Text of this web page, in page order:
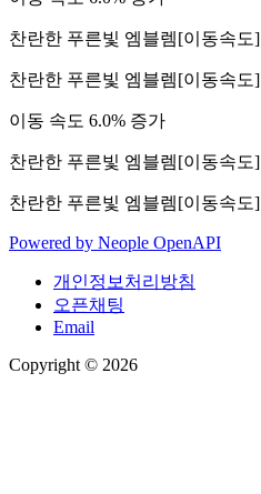
찬란한 푸른빛 엠블렘[이동속도]
찬란한 푸른빛 엠블렘[이동속도]
이동 속도 6.0% 증가
찬란한 푸른빛 엠블렘[이동속도]
찬란한 푸른빛 엠블렘[이동속도]
Powered by Neople OpenAPI
개인정보처리방침
오픈채팅
Email
Copyright © 2026